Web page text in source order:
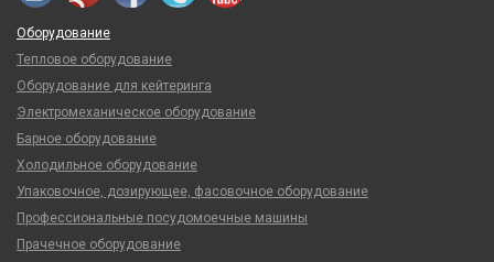
Оборудование
Тепловое оборудование
Оборудование для кейтеринга
Электромеханическое оборудование
Барное оборудование
Холодильное оборудование
Упаковочное, дозирующее, фасовочное оборудование
Профессиональные посудомоечные машины
Прачечное оборудование